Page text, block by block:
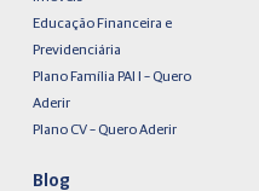
Educação Financeira e
Previdenciária
Plano Família PAI I – Quero
Aderir
Plano CV – Quero Aderir
Blog